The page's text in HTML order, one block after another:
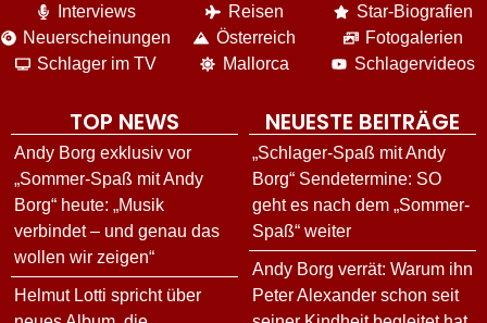
Interviews
Neuerscheinungen
Schlager im TV
Reisen
Österreich
Mallorca
Star-Biografien
Fotogalerien
Schlagervideos
TOP NEWS
Andy Borg exklusiv vor
„Sommer-Spaß mit Andy
Borg“ heute: „Musik
verbindet – und genau das
wollen wir zeigen“
Helmut Lotti spricht über
NEUESTE BEITRÄGE
„Schlager-Spaß mit Andy
Borg“ Sendetermine: SO
geht es nach dem „Sommer-
Spaß“ weiter
Andy Borg verrät: Warum ihn
Peter Alexander schon seit